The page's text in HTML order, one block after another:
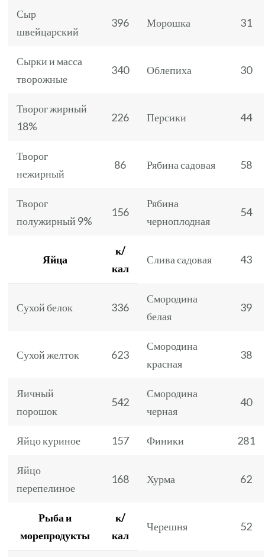
Сыр
швейцарский
396 Морошка 31
Сырки и масса
творожные
340 Облепиха 30
Творог жирный
18%
226 Персики 44
Творог
нежирный
86 Рябина садовая 58
Творог
полужирный 9%
156
Рябина
черноплодная
54
Яйца
к/
кал
Слива садовая 43
Сухой белок 336
Смородина
белая
39
Сухой желток 623
Смородина
красная
38
Яичный
порошок
542
Смородина
черная
40
Яйцо куриное 157 Финики 281
Яйцо
перепелиное
168 Хурма 62
Рыба и
морепродукты
к/
кал
Черешня 52